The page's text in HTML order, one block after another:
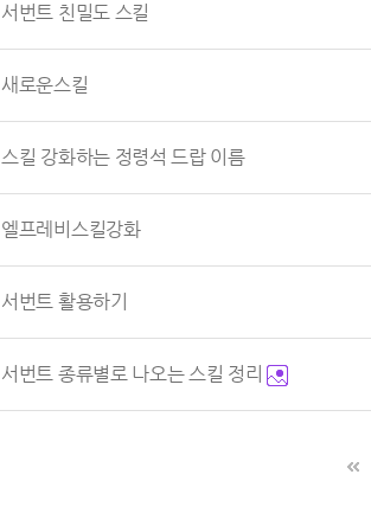
서번트 친밀도 스킬
새로운스킬
스킬 강화하는 정령석 드랍 이름
엘프레비스킬강화
서번트 활용하기
서번트 종류별로 나오는 스킬 정리